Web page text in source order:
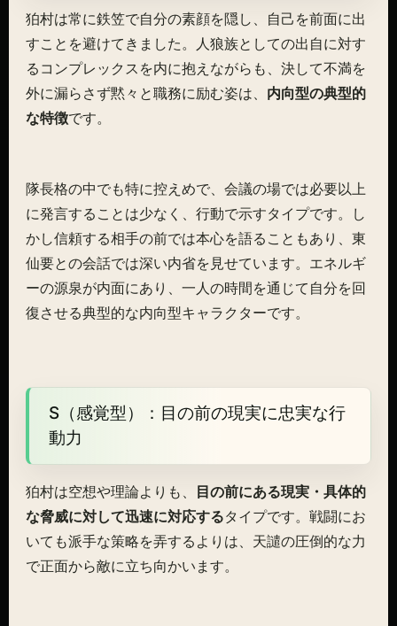
狛村は常に鉄笠で自分の素顔を隠し、自己を前面に出
すことを避けてきました。人狼族としての出自に対す
るコンプレックスを内に抱えながらも、決して不満を
外に漏らさず黙々と職務に励む姿は、 内向型の典型的
な特徴です。
隊長格の中でも特に控えめで、会議の場では必要以上
に発言することは少なく、行動で示すタイプです。し
かし信頼する相手の前では本心を語ることもあり、東
仙要との会話では深い内省を見せています。エネルギ
ーの源泉が内面にあり、一人の時間を通じて自分を回
復させる典型的な内向型キャラクターです。
S（感覚型）：目の前の現実に忠実な行
動力
狛村は空想や理論よりも、 目の前にある現実・具体的
な脅威に対して迅速に対応するタイプです。戦闘にお
いても派手な策略を弄するよりは、天譴の圧倒的な力
で正面から敵に立ち向かいます。